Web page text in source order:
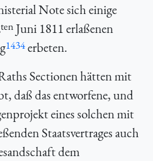
Note sich einige
tenJuni 1811 erlaßenen
1434erbeten.
Sectionen hätten mit
daß das entworfene, und
eines solchen mit
Staatsvertrages auch
dem